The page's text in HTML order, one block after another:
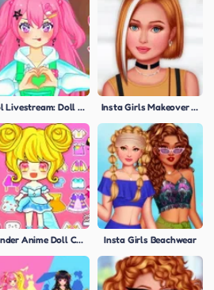
Idol Livestream: Doll Dress Up Insta Girls Makeover Challenge
Vlinder Anime Doll Creator Insta Girls Beachwear